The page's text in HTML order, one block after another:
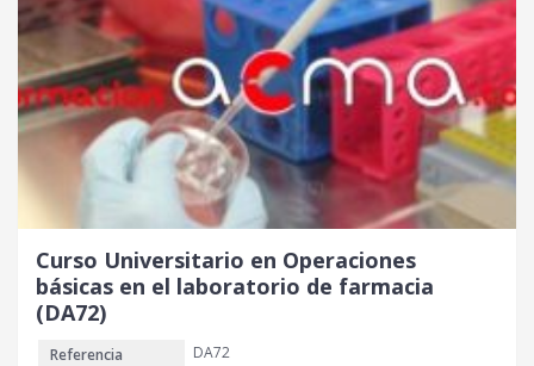
Curso Universitario en Operaciones
básicas en el laboratorio de farmacia
(DA72)
Referencia
DA72